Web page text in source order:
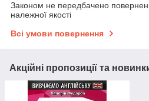
Законом не передбачено
належної якості
Всі умови повернення
Акційні пропозиції та